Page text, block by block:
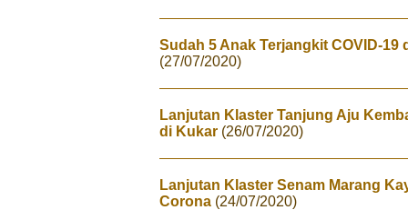
Sudah 5 Anak Terjangkit COVID-
(27/07/2020)
Lanjutan Klaster Tanjung Aju
di Kukar (26/07/2020)
Lanjutan Klaster Senam Marang
Corona (24/07/2020)